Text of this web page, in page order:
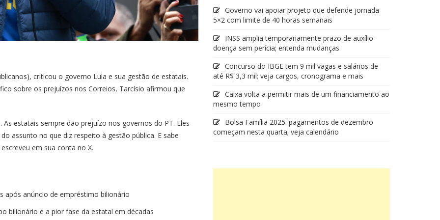
criticou o governo Lula e sua gestão de estatais.
sobre os prejuízos nos Correios, Tarcísio afirmou que
estatais sempre dão prejuízo nos governos do PT. Eles
assunto no que diz respeito à gestão pública. E sabe
em sua conta no X.
após anúncio de empréstimo bilionário
bilionário e a pior fase da estatal em décadas
Governo vai apoiar projeto que defende jornada
5×2 com limite de 40 horas semanais
INSS amplia temporariamente prazo de auxílio-
doença sem perícia; entenda mudanças
Concurso do IBGE tem 9 mil vagas e salários de
até R$ 3,3 mil; veja cargos, cronograma e mais
Caixa volta a permitir mais de um financiamento ao
mesmo tempo
Bolsa Família 2025: pagamentos de dezembro
começam nesta quarta; veja calendário